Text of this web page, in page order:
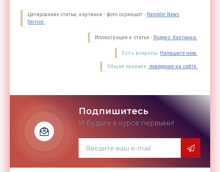
Цитирование статьи, картинки - фото скриншот - Rambler News
Service.
Иллюстрация к статье - Яндекс. Картинки.
Есть вопросы. Напишите нам.
Общие правила поведения на сайте.
Подпишитесь
И будьте в курсе первыми!